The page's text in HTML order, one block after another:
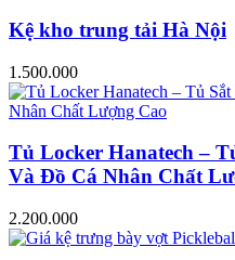
Kệ kho trung tải Hà Nội
1.500.000
Tủ Locker Hanatech –
Và Đồ Cá Nhân Chất
2.200.000